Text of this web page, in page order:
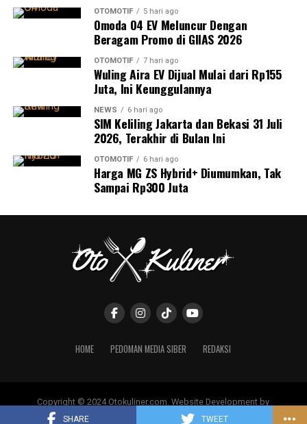
SHARE TWEET
OTOMOTIF 5 hari ago
Omoda O4 EV Meluncur Dengan
Beragam Promo di GIIAS 2026
OTOMOTIF 7 hari ago
Wuling Aira EV Dijual Mulai dari Rp155
Juta, Ini Keunggulannya
NEWS 6 hari ago
SIM Keliling Jakarta dan Bekasi 31 Juli
2026, Terakhir di Bulan Ini
OTOMOTIF 6 hari ago
Harga MG ZS Hybrid+ Diumumkan, Tak
Sampai Rp300 Juta
HOME PEDOMAN MEDIA SIBER REDAKSI
Copyright © 2024 Otokuliner.com. Website Development by
www.iconixstudio.com